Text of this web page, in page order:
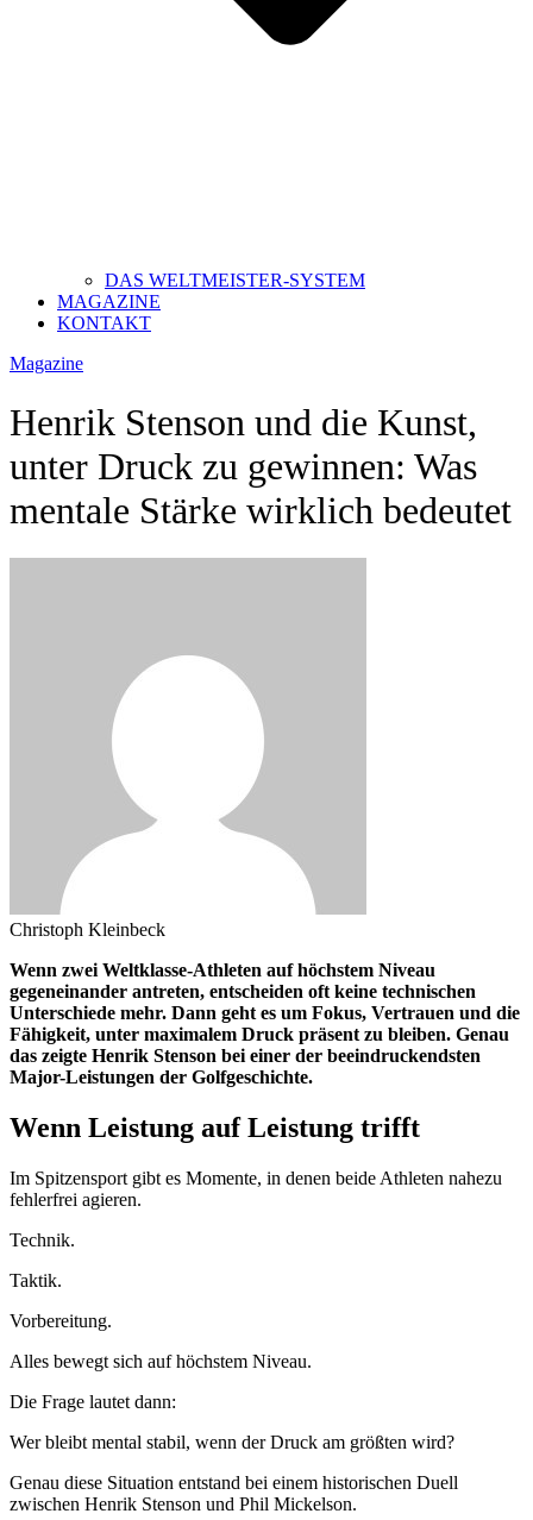
DAS WELTMEISTER-SYSTEM
MAGAZINE
KONTAKT
Magazine
Henrik Stenson und die Kunst,
unter Druck zu gewinnen: Was
mentale Stärke wirklich bedeutet
Christoph Kleinbeck
Wenn zwei Weltklasse-Athleten auf höchstem Niveau
gegeneinander antreten, entscheiden oft keine technischen
Unterschiede mehr. Dann geht es um Fokus, Vertrauen und die
Fähigkeit, unter maximalem Druck präsent zu bleiben. Genau
das zeigte Henrik Stenson bei einer der beeindruckendsten
Major-Leistungen der Golfgeschichte.
Wenn Leistung auf Leistung trifft
Im Spitzensport gibt es Momente, in denen beide Athleten nahezu
fehlerfrei agieren.
Technik.
Taktik.
Vorbereitung.
Alles bewegt sich auf höchstem Niveau.
Die Frage lautet dann:
Wer bleibt mental stabil, wenn der Druck am größten wird?
Genau diese Situation entstand bei einem historischen Duell
zwischen Henrik Stenson und Phil Mickelson.